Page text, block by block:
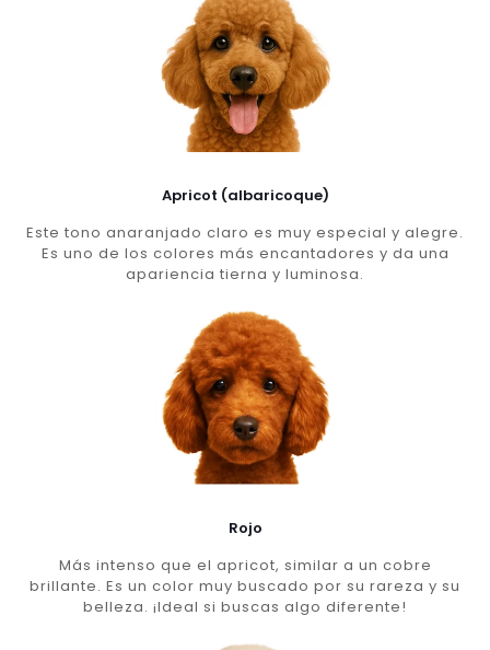
Apricot (albaricoque)
Este tono anaranjado claro es muy especial y alegre.
Es uno de los colores más encantadores y da una
apariencia tierna y luminosa.
Rojo
Más intenso que el apricot, similar a un cobre
brillante. Es un color muy buscado por su rareza y su
belleza. ¡Ideal si buscas algo diferente!